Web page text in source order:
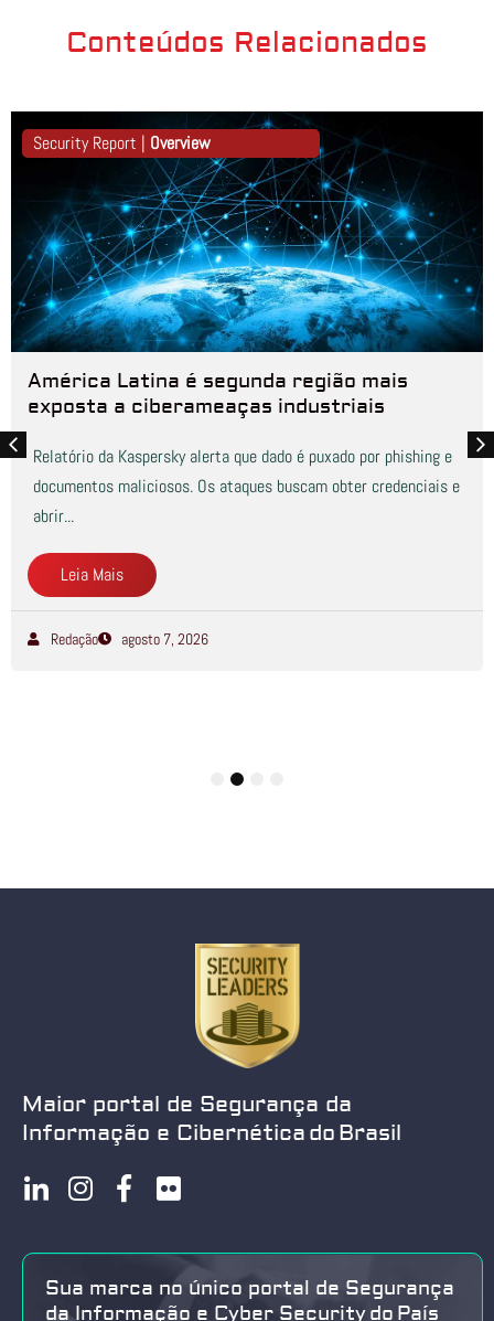
Conteúdos Relacionados
Security Report | Overview
América Latina é segunda região mais
exposta a ciberameaças industriais
Relatório da Kaspersky alerta que dado é puxado por phishing e
documentos maliciosos. Os ataques buscam obter credenciais e
abrir...
Leia Mais
Redação agosto 7, 2026
Maior portal de Segurança da
Informação e Cibernética do Brasil
Sua marca no único portal de Segurança
da Informação e Cyber Security do País